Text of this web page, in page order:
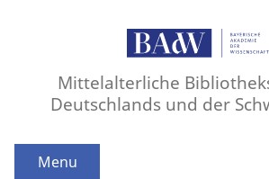
Mittelalterliche
Deutschlands und der
Menu